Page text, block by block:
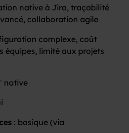
native à Jira, traçabilité
collaboration agile
complexe, coût
équipes, limité aux projets
native
: basique (via